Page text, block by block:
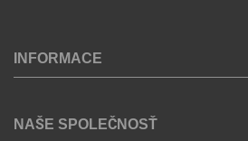
INFORMACE
NAŠE SPOLEČNOSŤ